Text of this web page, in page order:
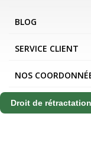
BLOG
SERVICE CLIENT
NOS
Droit de rétractation